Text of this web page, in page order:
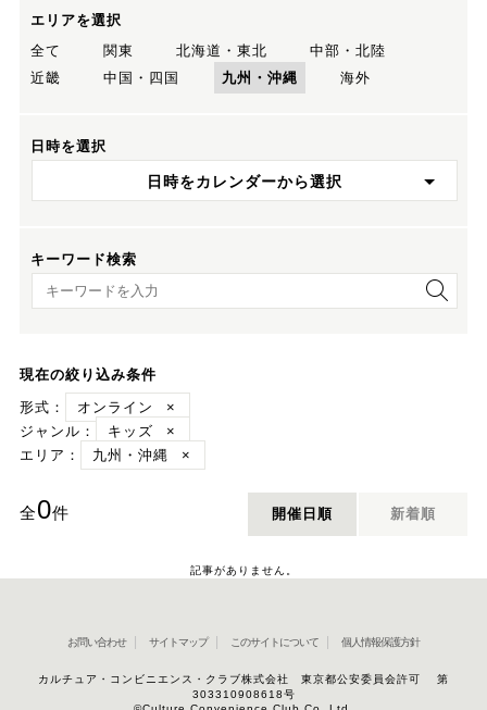
エリアを選択
全て
関東 北海道・東北
中部・北陸
近畿
中国・四国 九州・沖縄 海外
日時を選択
日時をカレンダーから選択
キーワード検索
キーワード検索
現在の絞り込み条件
形式：
オンライン
×
ジャンル：
キッズ
×
エリア：
九州・沖縄 ×
全0件 開催日順 新着順
記事がありません。
お問い合わせ サイトマップ このサイトについて 個人情報保護方針
カルチュア・コンビニエンス・クラブ株式会社 東京都公安委員会許可 第
303310908618号